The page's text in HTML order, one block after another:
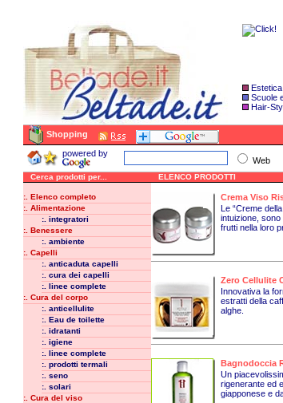
Scuole
Hair-
Shopping
powered by
Web
Cerca prodotti per...
:. Elenco completo
:. Alimentazione
:. integratori
:. Benessere
:. ambiente
:. Capelli
:. anticaduta capelli
:. cura dei capelli
:. linee complete
:. Cura del corpo
:. anticellulite
:. Eau de toilette
:. idratanti
:. igiene
:. linee complete
:. prodotti termali
:. seno
:. solari
:. Cura del viso
ELENCO PRODOTTI
Crema Viso
Le “Creme
intuizione,
frutti nella loro
Zero Cellulite
Innovativa la
estratti della
alghe.
Bagnodoccia
Un
rigenerante ed
giapponese e